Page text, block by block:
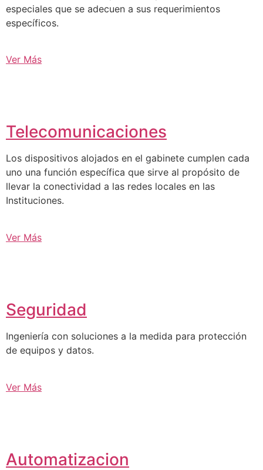
especiales que se adecuen a sus requerimientos
específicos.
Ver Más
Telecomunicaciones
Los dispositivos alojados en el gabinete cumplen cada
uno una función específica que sirve al propósito de
llevar la conectividad a las redes locales en las
Instituciones.
Ver Más
Seguridad
Ingeniería con soluciones a la medida para protección
de equipos y datos.
Ver Más
Automatizacion